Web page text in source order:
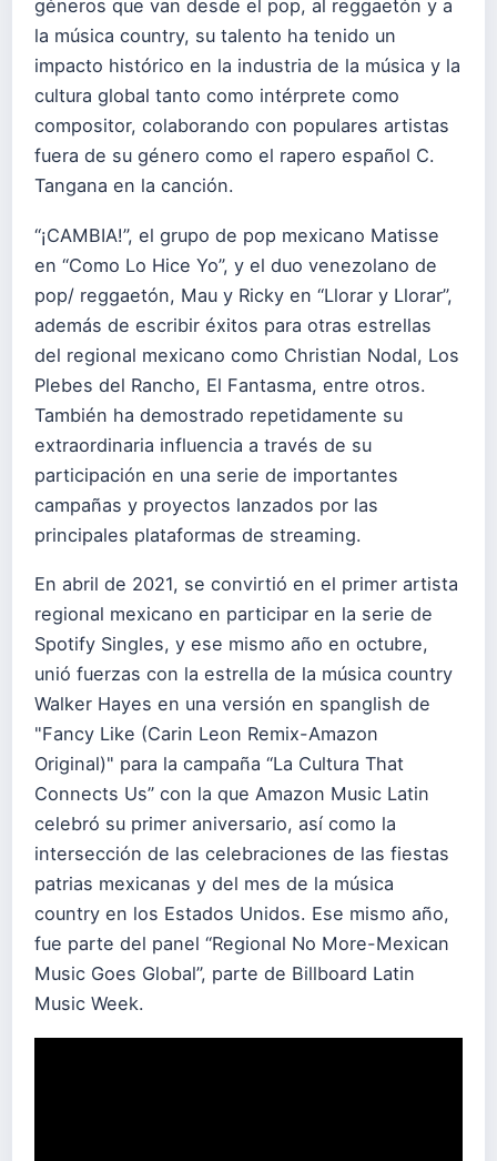
géneros que van desde el pop, al reggaetón y a
la música country, su talento ha tenido un
impacto histórico en la industria de la música y la
cultura global tanto como intérprete como
compositor, colaborando con populares artistas
fuera de su género como el rapero español C.
Tangana en la canción.
“¡CAMBIA!”, el grupo de pop mexicano Matisse
en “Como Lo Hice Yo”, y el duo venezolano de
pop/ reggaetón, Mau y Ricky en “Llorar y Llorar”,
además de escribir éxitos para otras estrellas
del regional mexicano como Christian Nodal, Los
Plebes del Rancho, El Fantasma, entre otros.
También ha demostrado repetidamente su
extraordinaria influencia a través de su
participación en una serie de importantes
campañas y proyectos lanzados por las
principales plataformas de streaming.
En abril de 2021, se convirtió en el primer artista
regional mexicano en participar en la serie de
Spotify Singles, y ese mismo año en octubre,
unió fuerzas con la estrella de la música country
Walker Hayes en una versión en spanglish de
"Fancy Like (Carin Leon Remix-Amazon
Original)" para la campaña “La Cultura That
Connects Us” con la que Amazon Music Latin
celebró su primer aniversario, así como la
intersección de las celebraciones de las fiestas
patrias mexicanas y del mes de la música
country en los Estados Unidos. Ese mismo año,
fue parte del panel “Regional No More-Mexican
Music Goes Global”, parte de Billboard Latin
Music Week.